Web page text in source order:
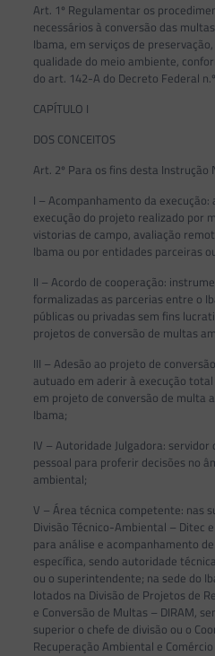
Art. 1º Regulamentar os
necessários à conversão das
Ibama, em serviços de
qualidade do meio ambiente,
do art. 142-A do Decreto Federal
CAPÍTULO I
DOS CONCEITOS
Art. 2º Para os fins desta
I – Acompanhamento da execução:
execução do projeto realizado por
vistorias de campo, avaliação
Ibama ou por entidades parceiras
II – Acordo de cooperação:
formalizadas as parcerias entre o
públicas ou privadas sem fins
projetos de conversão de multas
III – Adesão ao projeto de
autuado em aderir à execução
em projeto de conversão de multa
Ibama;
IV – Autoridade Julgadora:
pessoal para proferir decisões no
ambiental;
V – Área técnica competente: nas
Divisão Técnico-Ambiental – Ditec
para análise e acompanhamento
específica, sendo autoridade
ou o superintendente; na sede do
lotados na Divisão de Projetos de
e Conversão de Multas – DIRAM,
superior o chefe de divisão ou o
Recuperação Ambiental e